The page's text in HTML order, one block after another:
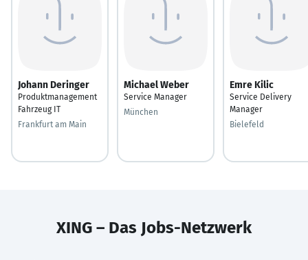
Johann Deringer
Produktmanagement
Fahrzeug IT
Frankfurt am Main
Michael Weber
Service Manager
München
Emre Kilic
Service Delivery
Manager
Bielefeld
XING – Das Jobs-Netzwerk